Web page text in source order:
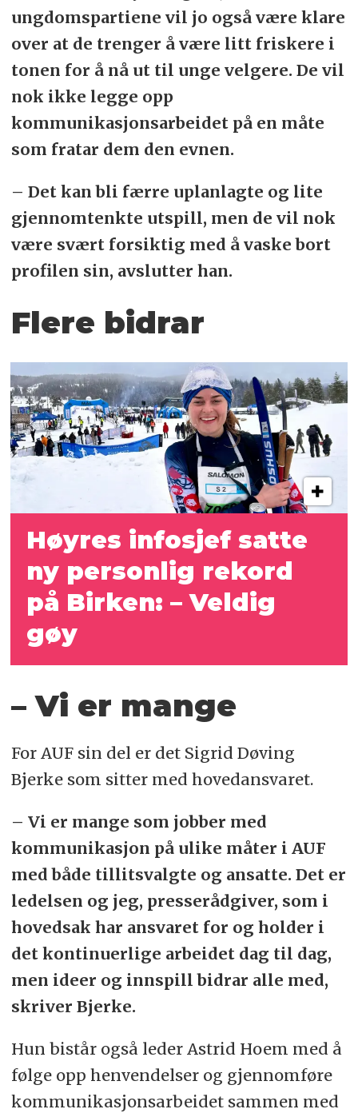
ungdomspartiene vil jo også være klare
over at de trenger å være litt friskere i
tonen for å nå ut til unge velgere. De vil
nok ikke legge opp
kommunikasjonsarbeidet på en måte
som fratar dem den evnen.
– Det kan bli færre uplanlagte og lite
gjennomtenkte utspill, men de vil nok
være svært forsiktig med å vaske bort
profilen sin, avslutter han.
Flere bidrar
Høyres infosjef satte
ny personlig rekord
på Birken: – Veldig
gøy
– Vi er mange
For AUF sin del er det Sigrid Døving
Bjerke som sitter med hovedansvaret.
– Vi er mange som jobber med
kommunikasjon på ulike måter i AUF
med både tillitsvalgte og ansatte. Det er
ledelsen og jeg, presserådgiver, som i
hovedsak har ansvaret for og holder i
det kontinuerlige arbeidet dag til dag,
men ideer og innspill bidrar alle med,
skriver Bjerke.
Hun bistår også leder Astrid Hoem med å
følge opp henvendelser og gjennomføre
kommunikasjonsarbeidet sammen med